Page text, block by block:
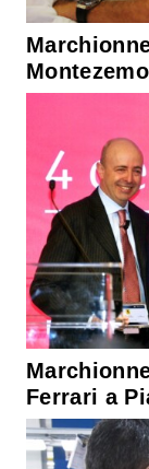
Ferrari a